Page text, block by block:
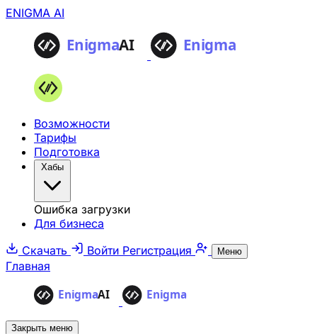
ENIGMA AI
Возможности
Тарифы
Подготовка
Хабы
Ошибка загрузки
Для бизнеса
Скачать
Войти Регистрация Меню
Главная
Закрыть меню